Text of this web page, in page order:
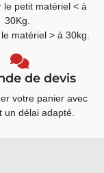
le petit matériel < à
30Kg.
matériel > à 30kg.
de devis
votre panier avec
un délai adapté.